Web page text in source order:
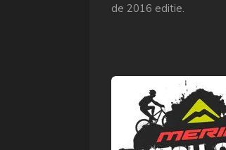
de 2016 editie.